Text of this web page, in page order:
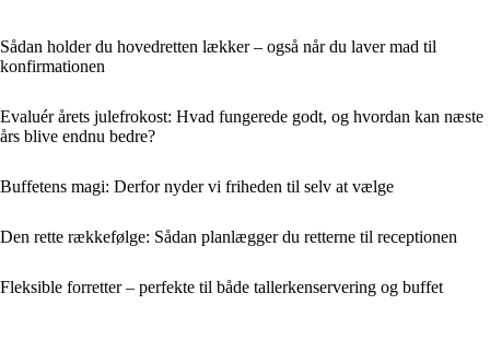
Sådan holder du hovedretten lækker – også når du laver mad til
konfirmationen
Evaluér årets julefrokost: Hvad fungerede godt, og hvordan kan næste
års blive endnu bedre?
Buffetens magi: Derfor nyder vi friheden til selv at vælge
Den rette rækkefølge: Sådan planlægger du retterne til receptionen
Fleksible forretter – perfekte til både tallerkenservering og buffet